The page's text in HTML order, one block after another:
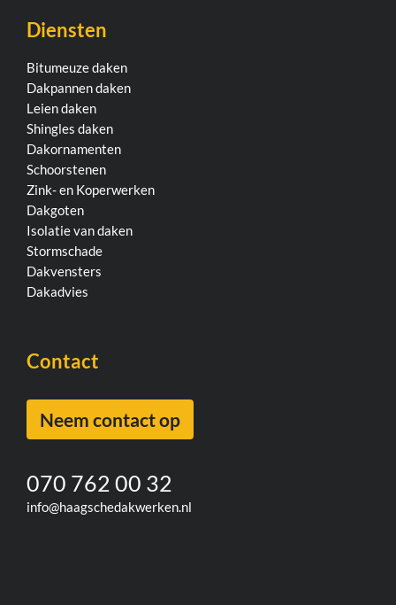
Diensten
Bitumeuze daken
Dakpannen daken
Leien daken
Shingles daken
Dakornamenten
Schoorstenen
Zink- en Koperwerken
Dakgoten
Isolatie van daken
Stormschade
Dakvensters
Dakadvies
Contact
Neem contact op
070 762 00 32
info@haagschedakwerken.nl